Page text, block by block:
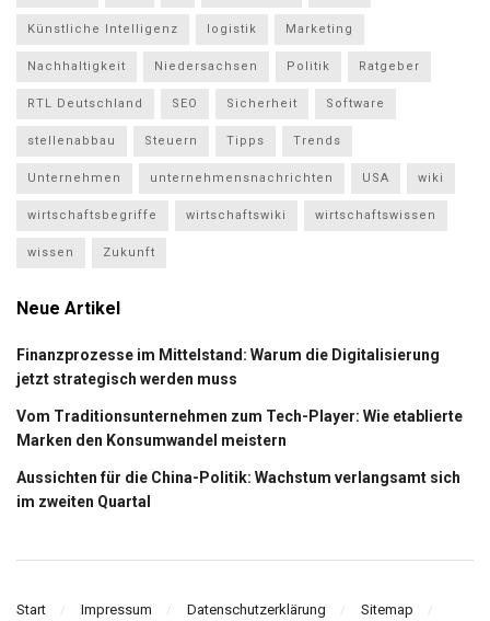
Künstliche Intelligenz logistik Marketing
Nachhaltigkeit Niedersachsen Politik Ratgeber
RTL Deutschland SEO Sicherheit Software
stellenabbau Steuern Tipps Trends
Unternehmen unternehmensnachrichten USA wiki
wirtschaftsbegriffe wirtschaftswiki wirtschaftswissen
wissen Zukunft
Neue Artikel
Finanzprozesse im Mittelstand: Warum die Digitalisierung
jetzt strategisch werden muss
Vom Traditionsunternehmen zum Tech-Player: Wie etablierte
Marken den Konsumwandel meistern
Aussichten für die China-Politik: Wachstum verlangsamt sich
im zweiten Quartal
Start Impressum Datenschutzerklärung Sitemap